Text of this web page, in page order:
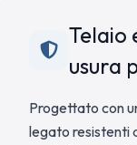
Telaio
usura
Progettato con
legato resistenti